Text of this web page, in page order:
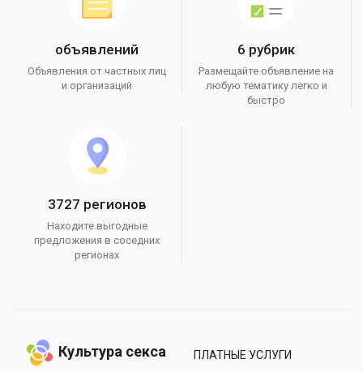
объявлений
Объявления от частных лиц
и организаций
6 рубрик
Размещайте объявление на
любую тематику легко и
быстро
3727 регионов
Находите выгодные
предложения в соседних
регионах
Культура секса
ПЛАТНЫЕ УСЛУГИ